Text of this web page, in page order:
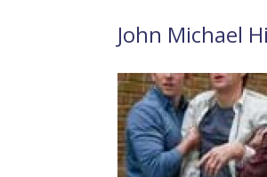
John Michael